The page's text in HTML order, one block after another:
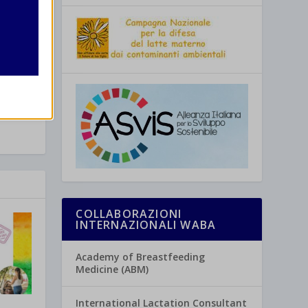
COLLABORAZIONI
INTERNAZIONALI WABA
Academy of Breastfeeding
Medicine (ABM)
International Lactation Consultant